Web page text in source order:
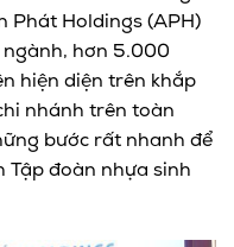
Phát Holdings (APH)
hơn 5.000
hiện diện trên khắp
nhánh trên toàn
bước rất nhanh để
Tập đoàn nhựa sinh